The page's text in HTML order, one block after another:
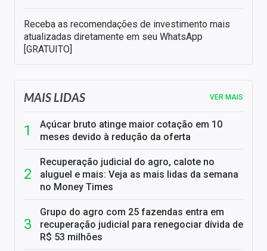
Receba as recomendações de investimento mais
atualizadas diretamente em seu WhatsApp
[GRATUITO]
MAIS LIDAS VER MAIS
Açúcar bruto atinge maior cotação em 10
meses devido à redução da oferta
Recuperação judicial do agro, calote no
aluguel e mais: Veja as mais lidas da semana
no Money Times
Grupo do agro com 25 fazendas entra em
recuperação judicial para renegociar dívida de
R$ 53 milhões